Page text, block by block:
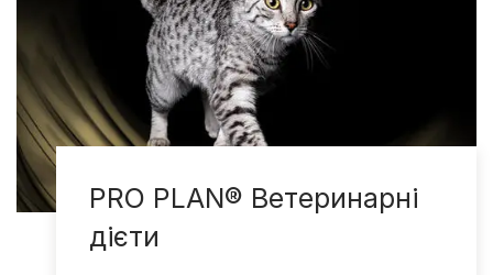
PRO PLAN® Ветеринарні
дієти